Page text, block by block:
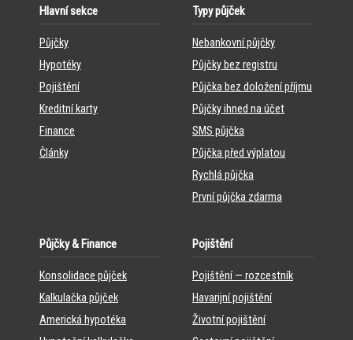
Hlavní sekce
Půjčky
Hypotéky
Pojištění
Kreditní karty
Finance
Články
Typy půjček
Nebankovní půjčky
Půjčky bez registru
Půjčka bez doložení příjmu
Půjčky ihned na účet
SMS půjčka
Půjčka před výplatou
Rychlá půjčka
První půjčka zdarma
Půjčky & Finance
Konsolidace půjček
Kalkulačka půjček
Americká hypotéka
Pojištění
Pojištění — rozcestník
Havarijní pojištění
Životní pojištění